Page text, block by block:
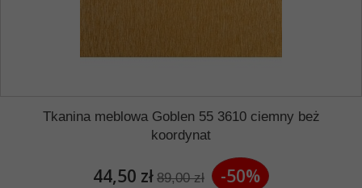
Tkanina meblowa Goblen 55 3610 ciemny beż
koordynat
44,50 zł 89,00 zł -50%